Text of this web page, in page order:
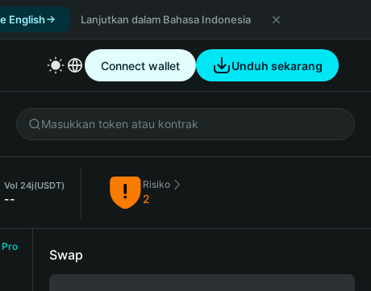
English Lanjutkan dalam Bahasa Indonesia
Connect wallet Unduh sekarang
Vol 24j(USDT)
--
Risiko
2
Pro
Swap